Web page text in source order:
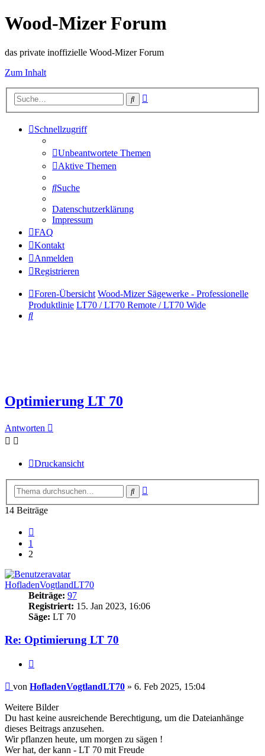
Wood-Mizer Forum
das private inoffizielle Wood-Mizer Forum
Zum Inhalt
Suche
Schnellzugriff
Unbeantwortete Themen
Aktive Themen
Suche
Datenschutzerklärung
Impressum
FAQ
Kontakt
Anmelden
Registrieren
Foren-Übersicht Wood-Mizer Sägewerke - Professionelle
Produktlinie LT70 / LT70 Remote / LT70 Wide
Suche
Optimierung LT 70
Antworten
Druckansicht
Suche
14 Beiträge
1
2
HofladenVogtlandLT70
Beiträge: 97
Registriert: 15. Jan 2023, 16:06
Säge: LT 70
Re: Optimierung LT 70
Beitrag
von HofladenVogtlandLT70 » 6. Feb 2025, 15:04
Weitere Bilder
Du hast keine ausreichende Berechtigung, um die Dateianhänge
dieses Beitrags anzusehen.
Wir pflanzen heute, um morgen zu sägen !
Wer hat, der kann - LT 70 mit Freude